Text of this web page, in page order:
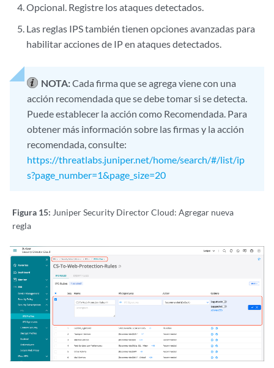
Opcional. Registre los ataques detectados.
Las reglas IPS también tienen opciones avanzadas para
habilitar acciones de IP en ataques detectados.
NOTA:Cada firma que se agrega viene con una
acción recomendada que se debe tomar si se detecta.
Puede establecer la acción como Recomendada. Para
obtener más información sobre las firmas y la acción
recomendada, consulte:
https://threatlabs.juniper.net/home/search/#/list/ip
s?page_number=1&page_size=20
Figura 15: Juniper Security Director Cloud: Agregar nueva
regla